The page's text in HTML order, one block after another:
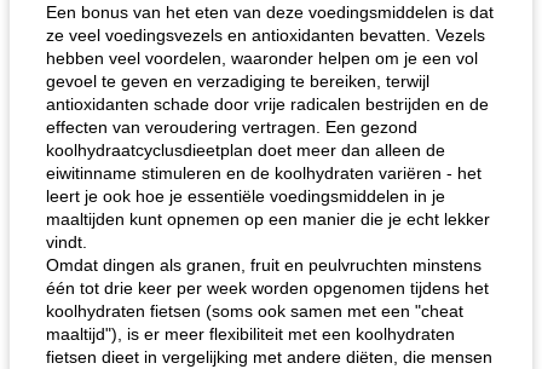
gemakkelijke rijst en hamburger een gerecht diner
Een bonus van het eten van deze voedingsmiddelen is dat
ze veel voedingsvezels en antioxidanten bevatten. Vezels
hebben veel voordelen, waaronder helpen om je een vol
gevoel te geven en verzadiging te bereiken, terwijl
antioxidanten schade door vrije radicalen bestrijden en de
effecten van veroudering vertragen. Een gezond
koolhydraatcyclusdieetplan doet meer dan alleen de
eiwitinname stimuleren en de koolhydraten variëren - het
leert je ook hoe je essentiële voedingsmiddelen in je
maaltijden kunt opnemen op een manier die je echt lekker
vindt.
Omdat dingen als granen, fruit en peulvruchten minstens
één tot drie keer per week worden opgenomen tijdens het
koolhydraten fietsen (soms ook samen met een "cheat
maaltijd"), is er meer flexibiliteit met een koolhydraten
fietsen dieet in vergelijking met andere diëten, die mensen